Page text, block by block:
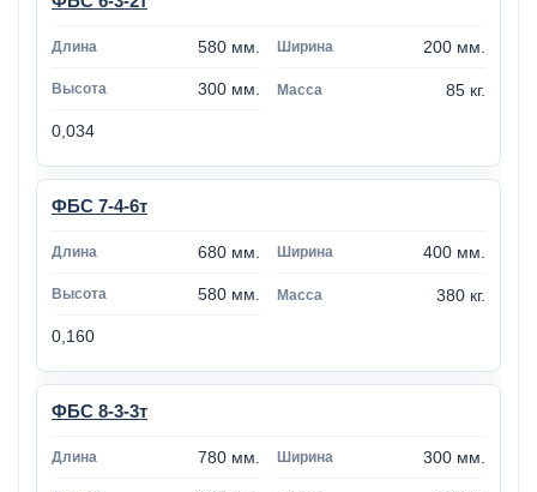
580 мм. 200 мм.
300 мм. 85 кг.
0,034
ФБС 7-4-6т
680 мм. 400 мм.
580 мм. 380 кг.
0,160
ФБС 8-3-3т
780 мм. 300 мм.